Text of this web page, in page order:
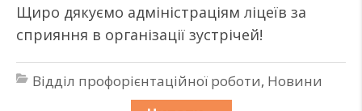
Щиро дякуємо адміністраціям ліцеїв за
сприяння в організації зустрічей!
Відділ профорієнтаційної роботи, Новини